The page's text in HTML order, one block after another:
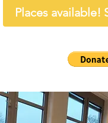
Places available!